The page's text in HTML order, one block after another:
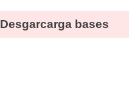
Desgarcarga bases